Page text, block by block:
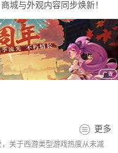
城与外观内容同步焕新！
更多
关于西游类型游戏热度从未减